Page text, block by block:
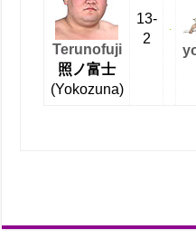
Terunofuji
照ノ富士
(Yokozuna)
13-
2